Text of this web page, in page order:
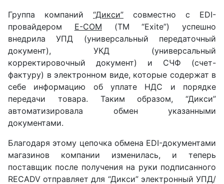
Группа компаний “Дикси” совместно с EDI-
провайдером E-COM (ТМ “Exite”) успешно
внедрила УПД (универсальный передаточный
документ), УКД (универсальный
корректировочный документ) и СЧФ (счет-
фактуру) в электронном виде, которые содержат в
себе информацию об уплате НДС и порядке
передачи товара. Таким образом, “Дикси”
автоматизировала обмен указанными
документами.
Благодаря этому цепочка обмена EDI-документами
магазинов компании изменилась, и теперь
поставщик после получения на руки подписанного
RECADV отправляет для “Дикси” электронный УПД/